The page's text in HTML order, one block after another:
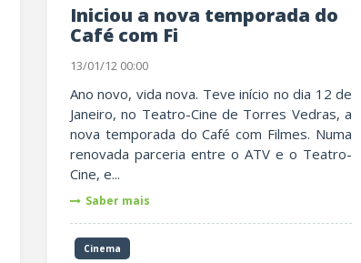
Iniciou a nova temporada do
Café com Fi
13/01/12 00:00
Ano novo, vida nova. Teve início no dia 12 de
Janeiro, no Teatro-Cine de Torres Vedras, a
nova temporada do Café com Filmes. Numa
renovada parceria entre o ATV e o Teatro-
Cine, e...
Saber mais
Cinema